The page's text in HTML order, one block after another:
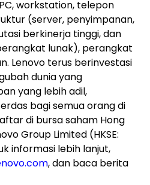
workstation, telepon
(server, penyimpanan,
berkinerja tinggi, dan
lunak), perangkat
Lenovo terus berinvestasi
dunia yang
yang lebih adil,
bagi semua orang di
di bursa saham Hong
Group Limited (HKSE:
informasi lebih lanjut,
, dan baca berita